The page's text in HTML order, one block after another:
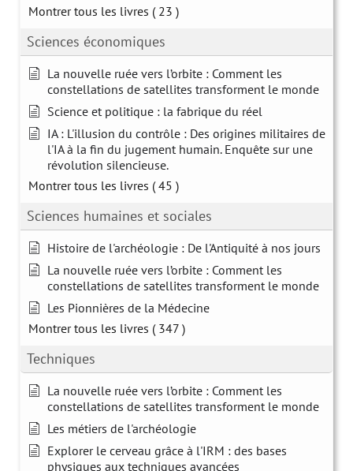
Montrer tous les livres ( 23 )
Sciences économiques
La nouvelle ruée vers l’orbite : Comment les
constellations de satellites transforment le monde
Science et politique : la fabrique du réel
IA : L'illusion du contrôle : Des origines militaires de
l'IA à la fin du jugement humain. Enquête sur une
révolution silencieuse.
Montrer tous les livres ( 45 )
Sciences humaines et sociales
Histoire de l'archéologie : De l'Antiquité à nos jours
La nouvelle ruée vers l’orbite : Comment les
constellations de satellites transforment le monde
Les Pionnières de la Médecine
Montrer tous les livres ( 347 )
Techniques
La nouvelle ruée vers l’orbite : Comment les
constellations de satellites transforment le monde
Les métiers de l'archéologie
Explorer le cerveau grâce à l'IRM : des bases
physiques aux techniques avancées